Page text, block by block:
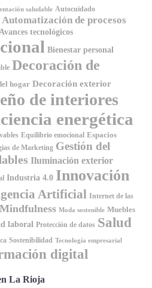
saludable Autocuidado
Automatización de procesos
Avances tecnológicos
Bienestar personal
Decoración de
hogar Decoración exterior
de interiores
energética
Equilibrio emocional Espacios
de Marketing Gestión del
Iluminación exterior
Industria 4.0 Innovación
Artificial Internet de las
Mindfulness Moda sostenible Muebles
laboral Protección de datos Salud
Sostenibilidad Tecnología empresarial
digital
La Rioja